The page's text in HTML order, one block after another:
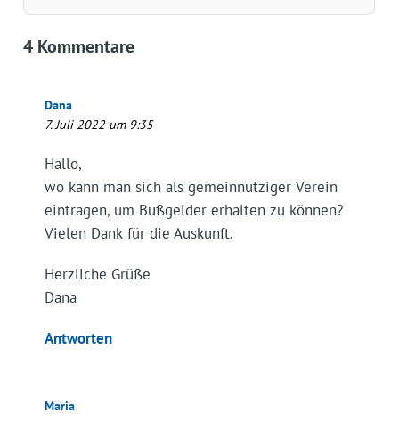
4 Kommentare
Dana
7. Juli 2022 um 9:35
Hallo,
wo kann man sich als gemeinnütziger Verein
eintragen, um Bußgelder erhalten zu können?
Vielen Dank für die Auskunft.
Herzliche Grüße
Dana
Antworten
Maria